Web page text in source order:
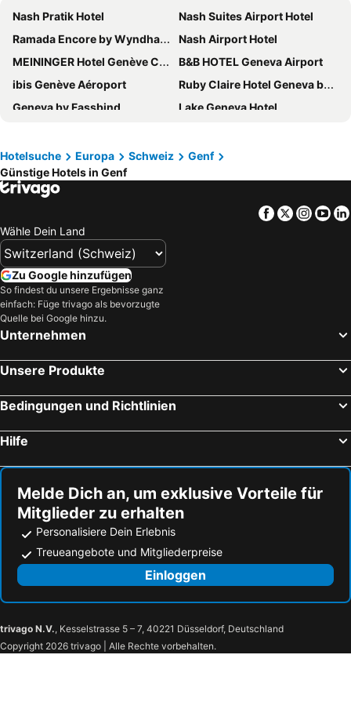
Nash Pratik Hotel
Nash Suites Airport Hotel
Ramada Encore by Wyndham Geneva
Nash Airport Hotel
MEININGER Hotel Genève Centre Charmilles
B&B HOTEL Geneva Airport
ibis Genève Aéroport
Ruby Claire Hotel Geneva by IHG
Geneva by Fassbind
Lake Geneva Hotel
NH Geneva Airport
Hotel Le Montbrillant
ibis Genève Centre Nations
Hotel Astoria
ibis Geneve Petit Lancy
ibis Styles Geneve Palexpo Aeroport
Novotel Genève Centre
IntercityHotel Geneva
Mövenpick Hotel Geneva
Novotel Suites Genève Aéroport
Hotel de Geneve
Hotel St. Gervais
Hotel Royal
Hotel Cristal Design
Hôtel Les Armures
Hotel Bristol
Hotel International & Terminus
HOOD Hotel
The Ambassador
Batumi Inn
Hotel Diplomate
Hotel N'vY
Primadom Aparthotel
Hotel des Tourelles
Mandarin Oriental, Geneva
Boel 5
Hôtel Rousseau Plus
Hotel Rousseau
The New Midi
Rhodania Boutique Hôtel
Home Swiss Hotel
Hotelsuche Europa Schweiz
Genf
Günstige Hotels in Genf
Facebook
Twitter
Wähle Dein Land
Zu Google hinzufügen
So findest du unsere Ergebnisse ganz
einfach: Füge trivago als bevorzugte
Quelle bei Google hinzu.
Unternehmen
Unsere Produkte
Bedingungen und Richtlinien
Hilfe
Melde Dich an, um exklusive Vorteile für
Mitglieder zu erhalten
Personalisiere Dein Erlebnis
Treueangebote und Mitgliederpreise
Einloggen
trivago N.V., Kesselstrasse 5 – 7, 40221 Düsseldorf, Deutschland
Copyright 2026 trivago | Alle Rechte vorbehalten.